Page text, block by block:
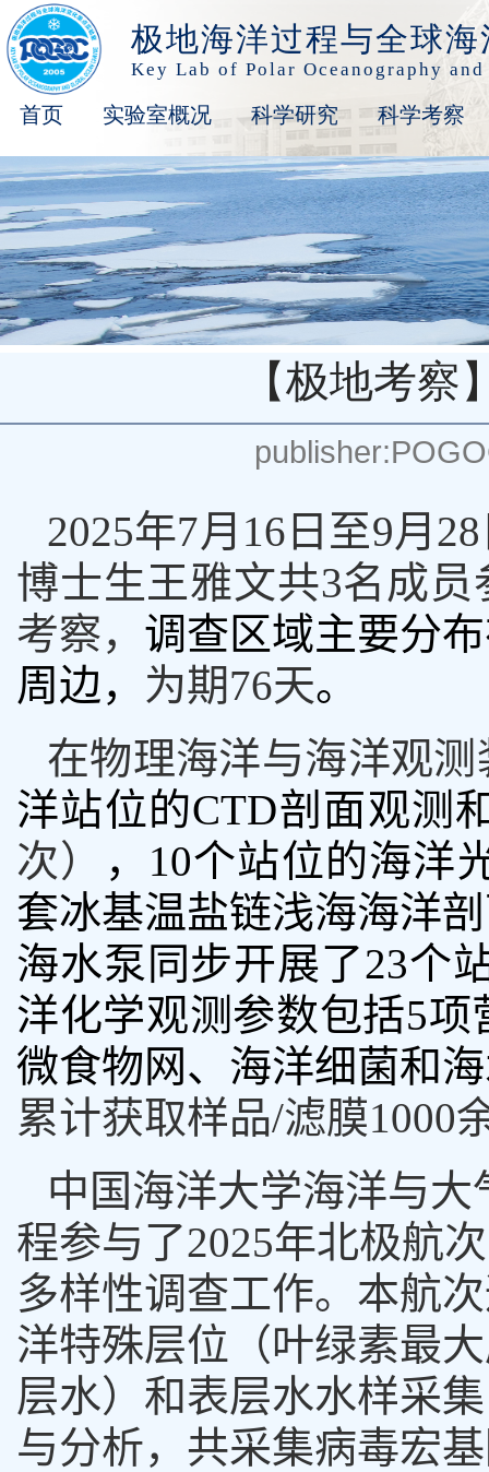
极地海洋过程与全球
Key Lab of Polar Oceanography
首页 实验室概况 科学研究 科学考察
【极地考
2025年7月 16 日至9月 28
博士生王雅文共3名成员
考察， 调查区域主要分
周边， 为期76天。
在物理海洋与海洋观
洋站位的CTD剖面观测
次）
， 10个站位的海洋
套冰基温盐链浅海海洋
海水泵同步开展了23个
洋化学观测参数包括5项
微食物网、海洋细菌和
累计获取样品/滤膜1000
中国海洋大学海洋与
程参与了2025年北极航
多样性调查工作。本航
洋特殊层位（叶绿素最
层水）和表层水水样采
与分析，共采集病毒宏